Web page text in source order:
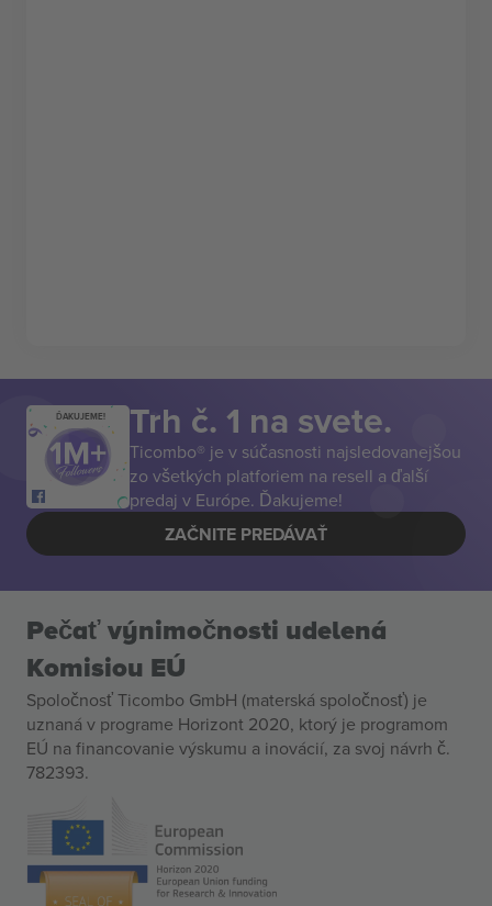
ĎAKUJEME! Trh č. 1 na svete.
Ticombo® je v súčasnosti najsledovanejšou
zo všetkých platforiem na resell a ďalší
predaj v Európe. Ďakujeme!
ZAČNITE PREDÁVAŤ
Pečať výnimočnosti udelená
Komisiou EÚ
Spoločnosť Ticombo GmbH (materská spoločnosť) je
uznaná v programe Horizont 2020, ktorý je programom
EÚ na financovanie výskumu a inovácií, za svoj návrh č.
782393.